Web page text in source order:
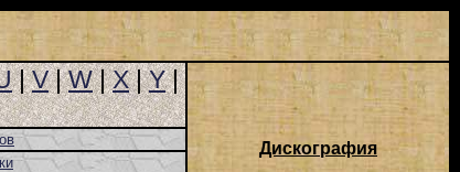
|V|W|X|Y|
Дискография